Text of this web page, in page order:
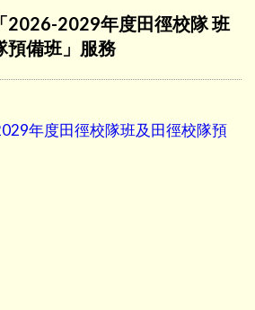
2026-2029年度田徑校隊 班
預備班」服務
年度田徑校隊班及田徑校隊預